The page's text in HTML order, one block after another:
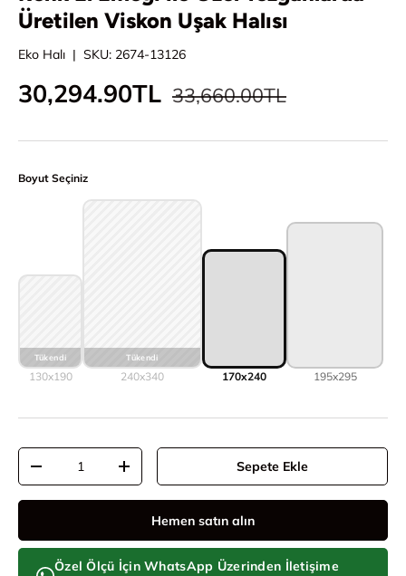
Üretilen Viskon Uşak Halısı
Eko Halı | SKU: 2674-13126
İndirimli fiyat
30,294.90TL Normal fiyat
33,660.00TL
Boyut Seçiniz
130x190 240x340 170x240 195x295
Adet
Adeti azalt
Adeti artır Sepete Ekle
Hemen satın alın
Özel Ölçü İçin WhatsApp Üzerinden İletişime